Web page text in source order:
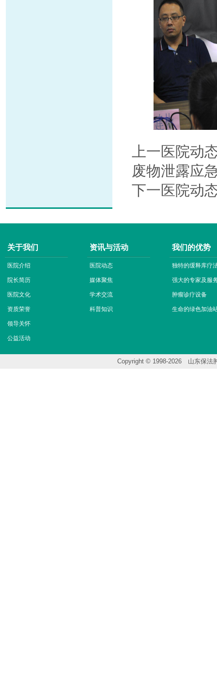
上一医院
废物泄露应
下一医院
关于我们
医院介绍
院长简历
医院文化
资质荣誉
领导关怀
公益活动
资讯与活动
医院动态
媒体聚焦
学术交流
科普知识
我们的优势
独特的缓释库疗
强大的专家及服
肿瘤诊疗设备
生命的绿色加油
Copyright © 1998-2026 山东保法